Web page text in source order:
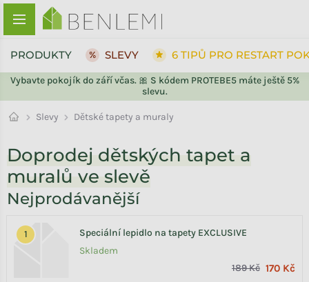
Přejít na obsah
Vybavte pokojík do září včas. 🎀 S kódem PROTEBE5 máte ještě 5%
slevu.
PRODUKTY SLEVY 6 TIPŮ PRO RESTART
Slevy Dětské tapety a muraly
Doprodej dětských tapet a
muralů ve slevě
Nejprodávanější
Speciální lepidlo na tapety EXCLUSIVE
Skladem
189 Kč 170 Kč
ZPĚT DO OBCHODU